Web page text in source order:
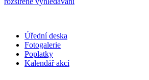
Úřední deska
Fotogalerie
Poplatky
Kalendář akcí